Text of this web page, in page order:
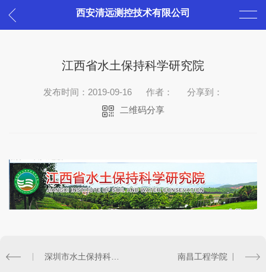
西安清远测控技术有限公司
江西省水土保持科学研究院
发布时间：2019-09-16 作者：
分享到：
二维码分享
深圳市水土保持科技示范园 南昌工程学院